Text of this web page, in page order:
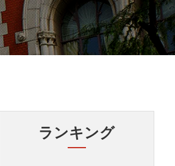
ランキング